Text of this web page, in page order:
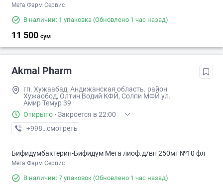
Мега Фарм Сервис
В наличии: 1 упаковка (Обновлено 1 час назад)
11 500 сум
Akmal Pharm
гп. Хужаабад, Андижанская область. район
Хужаобод, Олтин Водий КФЙ, Солпи МФЙ ул.
Амир Темур 39
Открыто · Закроется в 22:00
+998 (90) XXX-XX-XX
смотреть
Бифидумбактерин-Бифидум Мега лиоф.д/вн 250мг №10 фл
Мега Фарм Сервис
В наличии: 7 упаковок (Обновлено 1 час назад)